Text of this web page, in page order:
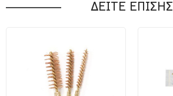
ΔΕΙΤΕ ΕΠΙΣΗΣ